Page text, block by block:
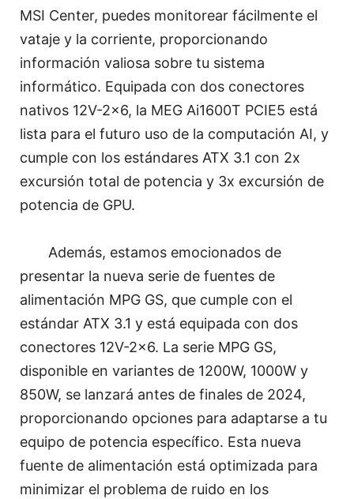
MSI Center, puedes monitorear fácilmente el
vataje y la corriente, proporcionando
información valiosa sobre tu sistema
informático. Equipada con dos conectores
nativos 12V-2x6, la MEG Ai1600T PCIE5 está
lista para el futuro uso de la computación AI, y
cumple con los estándares ATX 3.1 con 2x
excursión total de potencia y 3x excursión de
potencia de GPU.
Además, estamos emocionados de
presentar la nueva serie de fuentes de
alimentación MPG GS, que cumple con el
estándar ATX 3.1 y está equipada con dos
conectores 12V-2x6. La serie MPG GS,
disponible en variantes de 1200W, 1000W y
850W, se lanzará antes de finales de 2024,
proporcionando opciones para adaptarse a tu
equipo de potencia específico. Esta nueva
fuente de alimentación está optimizada para
minimizar el problema de ruido en los